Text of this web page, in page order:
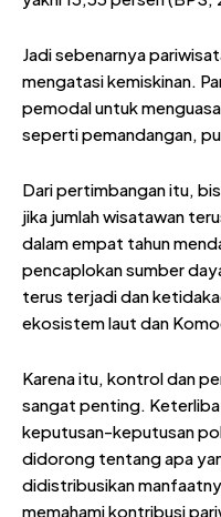
Jadi sebenarnya
mengatasi kemiskinan.
pemodal untuk
seperti pemandangan,
Dari pertimbangan itu,
jika jumlah wisatawan
dalam empat tahun
pencaplokan sumber
terus terjadi dan
ekosistem laut dan
Karena itu, kontrol dan
sangat penting.
keputusan-keputusan
didorong tentang apa
didistribusikan
memahami kontribusi